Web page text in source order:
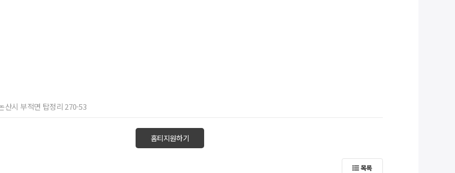
산시 부적면 탑정리 270-53
홈티지원하기
목록